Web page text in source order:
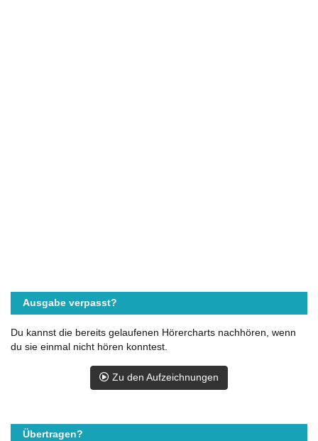
Ausgabe verpasst?
Du kannst die bereits gelaufenen Hörercharts nachhören, wenn
du sie einmal nicht hören konntest.
Zu den Aufzeichnungen
Übertragen?